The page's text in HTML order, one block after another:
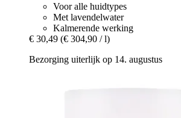
Voor alle huidtypes
Met lavendelwater
Kalmerende werking
€ 30,49 (€ 304,90 / l)
Bezorging uiterlijk op 14. augustus